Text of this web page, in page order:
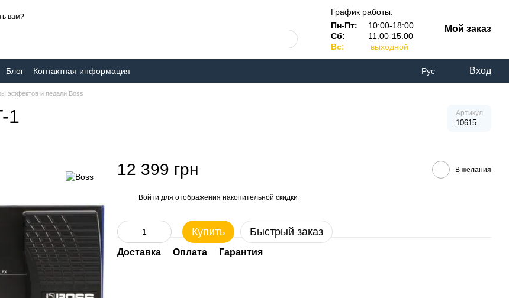
вам?
График работы:
Пн-Пт:
10:00-18:00
Сб:
11:00-15:00
Вс:
выходной
Мой заказ
Блог Контактная информация Рус Вход
эффектов и педали Boss
1 Артикул
10615
12 399 грн В желания
Войти для отображения накопительной скидки
Купить Быстрый заказ
Доставка Оплата Гарантия